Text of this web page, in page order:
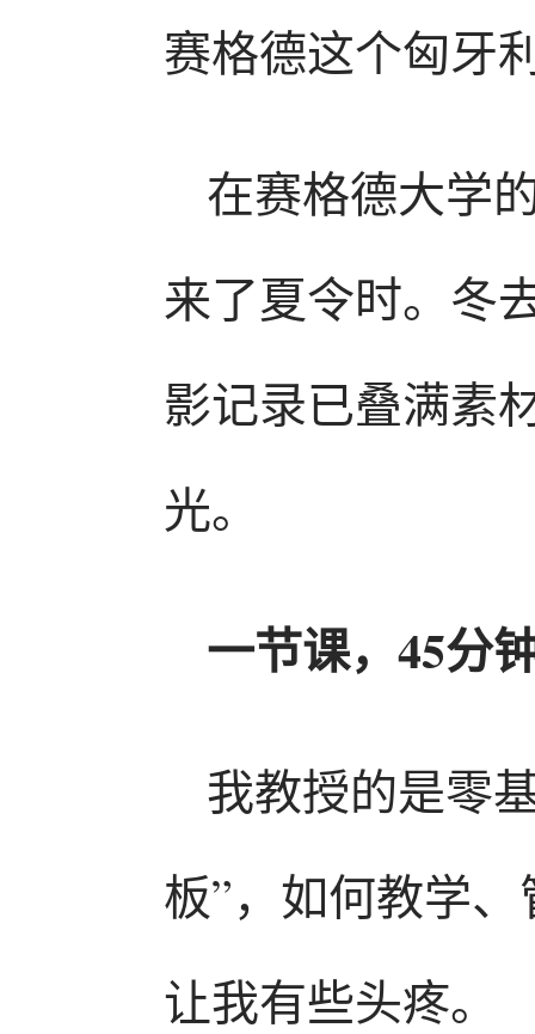
赛格德这个匈牙
在赛格德大学
来了夏令时。冬
影记录已叠满素
光。
一节课，45分
我教授的是零
板”，如何教学
让我有些头疼。